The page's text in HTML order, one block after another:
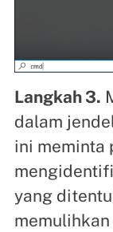
Langkah 3.
dalam
ini meminta
yang